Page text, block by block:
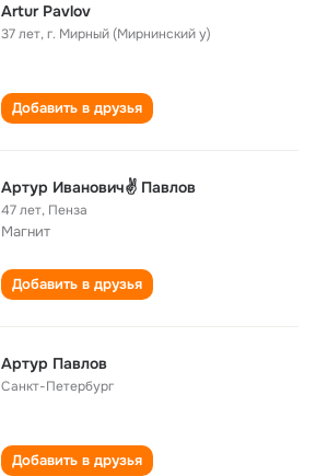
Artur Pavlov
37 лет,г. Мирный (Мирнинский у)
Добавить в друзья
Артур Иванович✌️ Павлов
47 лет, Пенза
Магнит
Добавить в друзья
Артур Павлов
Санкт-Петербург
Добавить в друзья